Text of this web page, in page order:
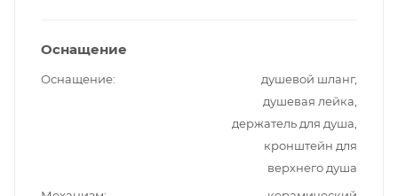
Оснащение
Оснащение
душевой шланг,
душевая лейка,
держатель для душа,
кронштейн для
верхнего душа